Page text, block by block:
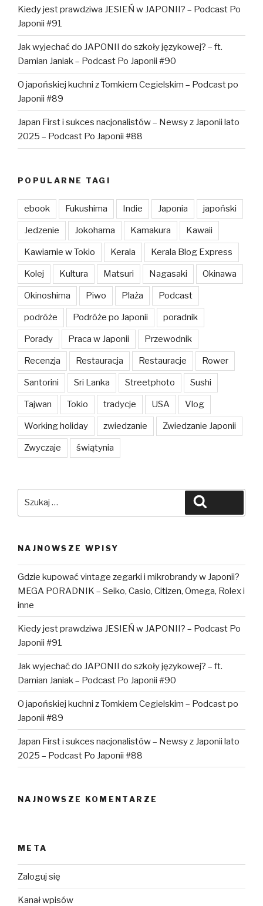
Kiedy jest prawdziwa JESIEŃ w JAPONII? – Podcast Po
Japonii #91
Jak wyjechać do JAPONII do szkoły językowej? – ft.
Damian Janiak – Podcast Po Japonii #90
O japońskiej kuchni z Tomkiem Cegielskim – Podcast po
Japonii #89
Japan First i sukces nacjonalistów – Newsy z Japonii lato
2025 – Podcast Po Japonii #88
POPULARNE TAGI
ebook Fukushima Indie Japonia japoński
Jedzenie Jokohama Kamakura Kawaii
Kawiarnie w Tokio Kerala Kerala Blog Express
Kolej Kultura Matsuri Nagasaki Okinawa
Okinoshima Piwo Plaża Podcast
podróże Podróże po Japonii poradnik
Porady Praca w Japonii Przewodnik
Recenzja Restauracja Restauracje Rower
Santorini Sri Lanka Streetphoto Sushi
Tajwan Tokio tradycje USA Vlog
Working holiday zwiedzanie Zwiedzanie Japonii
Zwyczaje świątynia
NAJNOWSZE WPISY
Gdzie kupować vintage zegarki i mikrobrandy w Japonii?
MEGA PORADNIK – Seiko, Casio, Citizen, Omega, Rolex i
inne
Kiedy jest prawdziwa JESIEŃ w JAPONII? – Podcast Po
Japonii #91
Jak wyjechać do JAPONII do szkoły językowej? – ft.
Damian Janiak – Podcast Po Japonii #90
O japońskiej kuchni z Tomkiem Cegielskim – Podcast po
Japonii #89
Japan First i sukces nacjonalistów – Newsy z Japonii lato
2025 – Podcast Po Japonii #88
NAJNOWSZE KOMENTARZE
META
Zaloguj się
Kanał wpisów